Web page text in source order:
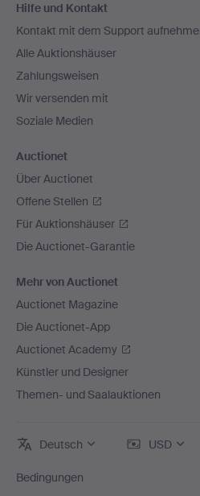
Navigation
Hilfe und Kontakt
Kontakt mit dem Support
Alle Auktionshäuser
Zahlungsweisen
Wir versenden mit
Soziale Medien
Auctionet
Über Auctionet
Offene Stellen
Für Auktionshäuser
Die Auctionet-Garantie
Mehr von Auctionet
Auctionet Magazine
Die Auctionet-App
Auctionet Academy
Künstler und Designer
Themen- und Saalauktionen
Deutsch USD
Bedingungen